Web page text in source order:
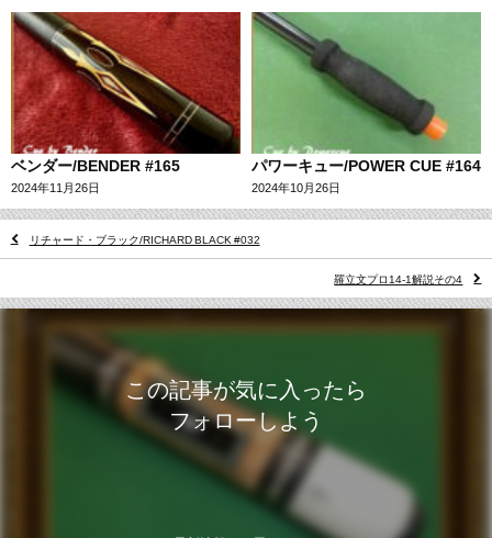
ベンダー/BENDER #165
2024年11月26日
パワーキュー/POWER CUE #164
2024年10月26日
リチャード・ブラック/RICHARD BLACK #032
羅立文プロ14-1解説その4
この記事が気に入ったら
フォローしよう